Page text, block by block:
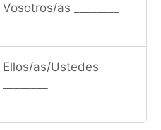
Vosotros/as ________
Ellos/as/Ustedes